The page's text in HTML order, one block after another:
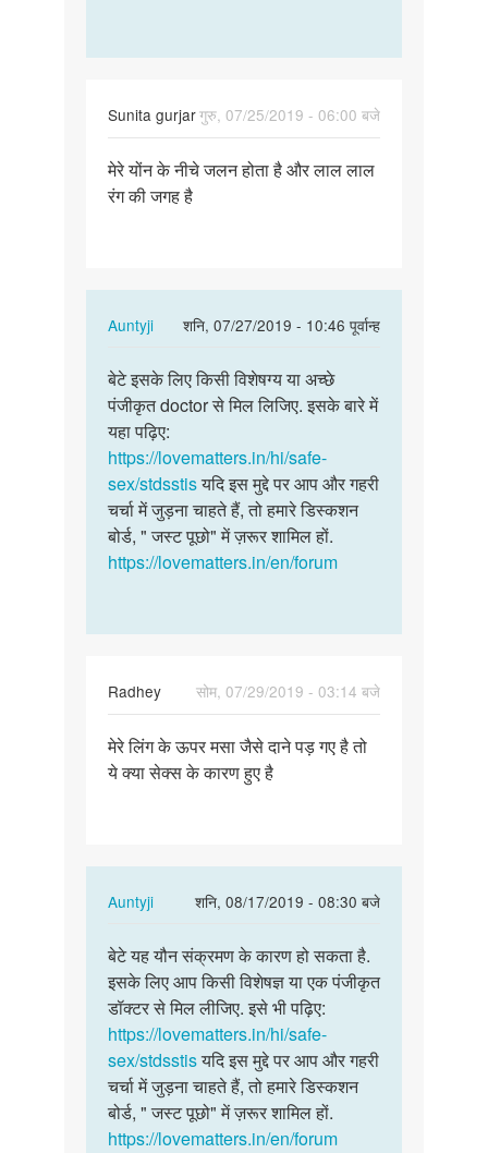
Sunita gurjarगुरु, 07/25/2019 - 06:00 बजे
मेरे
योंन
मेरे योंन के नीचे जलन होता है और लाल लाल
रंग की जगह है
Auntyji
शनि, 07/27/2019 - 10:46 पूर्वान्ह
In
to
मेरे
योंन
के
नीचे
जलन
होता…
by
बेटे
इसके
लिए
किसी
विशेषग्य…
बेटे इसके लिए किसी विशेषग्य या अच्छे
पंजीकृत doctor से मिल लिजिए. इसके बारे में
यहा पढ़िए:
https://lovematters.in/hi/safe-
sex/stdsstisयदि इस मुद्दे पर आप और गहरी
चर्चा में जुड़ना चाहते हैं, तो हमारे डिस्कशन
बोर्ड, " जस्ट पूछो" में ज़रूर शामिल हों.
https://lovematters.in/en/forum
Radhey
सोम, 07/29/2019 - 03:14 बजे
मेरे
लिंग
मेरे लिंग के ऊपर मसा जैसे दाने पड़ गए है तो
ये क्या सेक्स के कारण हुए है
Auntyji
शनि, 08/17/2019 - 08:30 बजे
In
to
मेरे
लिंग
के
ऊपर
मसा
जैसे…
by
बेटे
यह
यौन
संक्रमण
के
कारण…
बेटे यह यौन संक्रमण के कारण हो सकता है.
इसके लिए आप किसी विशेषज्ञ या एक पंजीकृत
डॉक्टर से मिल लीजिए. इसे भी पढ़िए:
https://lovematters.in/hi/safe-
sex/stdsstisयदि इस मुद्दे पर आप और गहरी
चर्चा में जुड़ना चाहते हैं, तो हमारे डिस्कशन
बोर्ड, " जस्ट पूछो" में ज़रूर शामिल हों.
https://lovematters.in/en/forum